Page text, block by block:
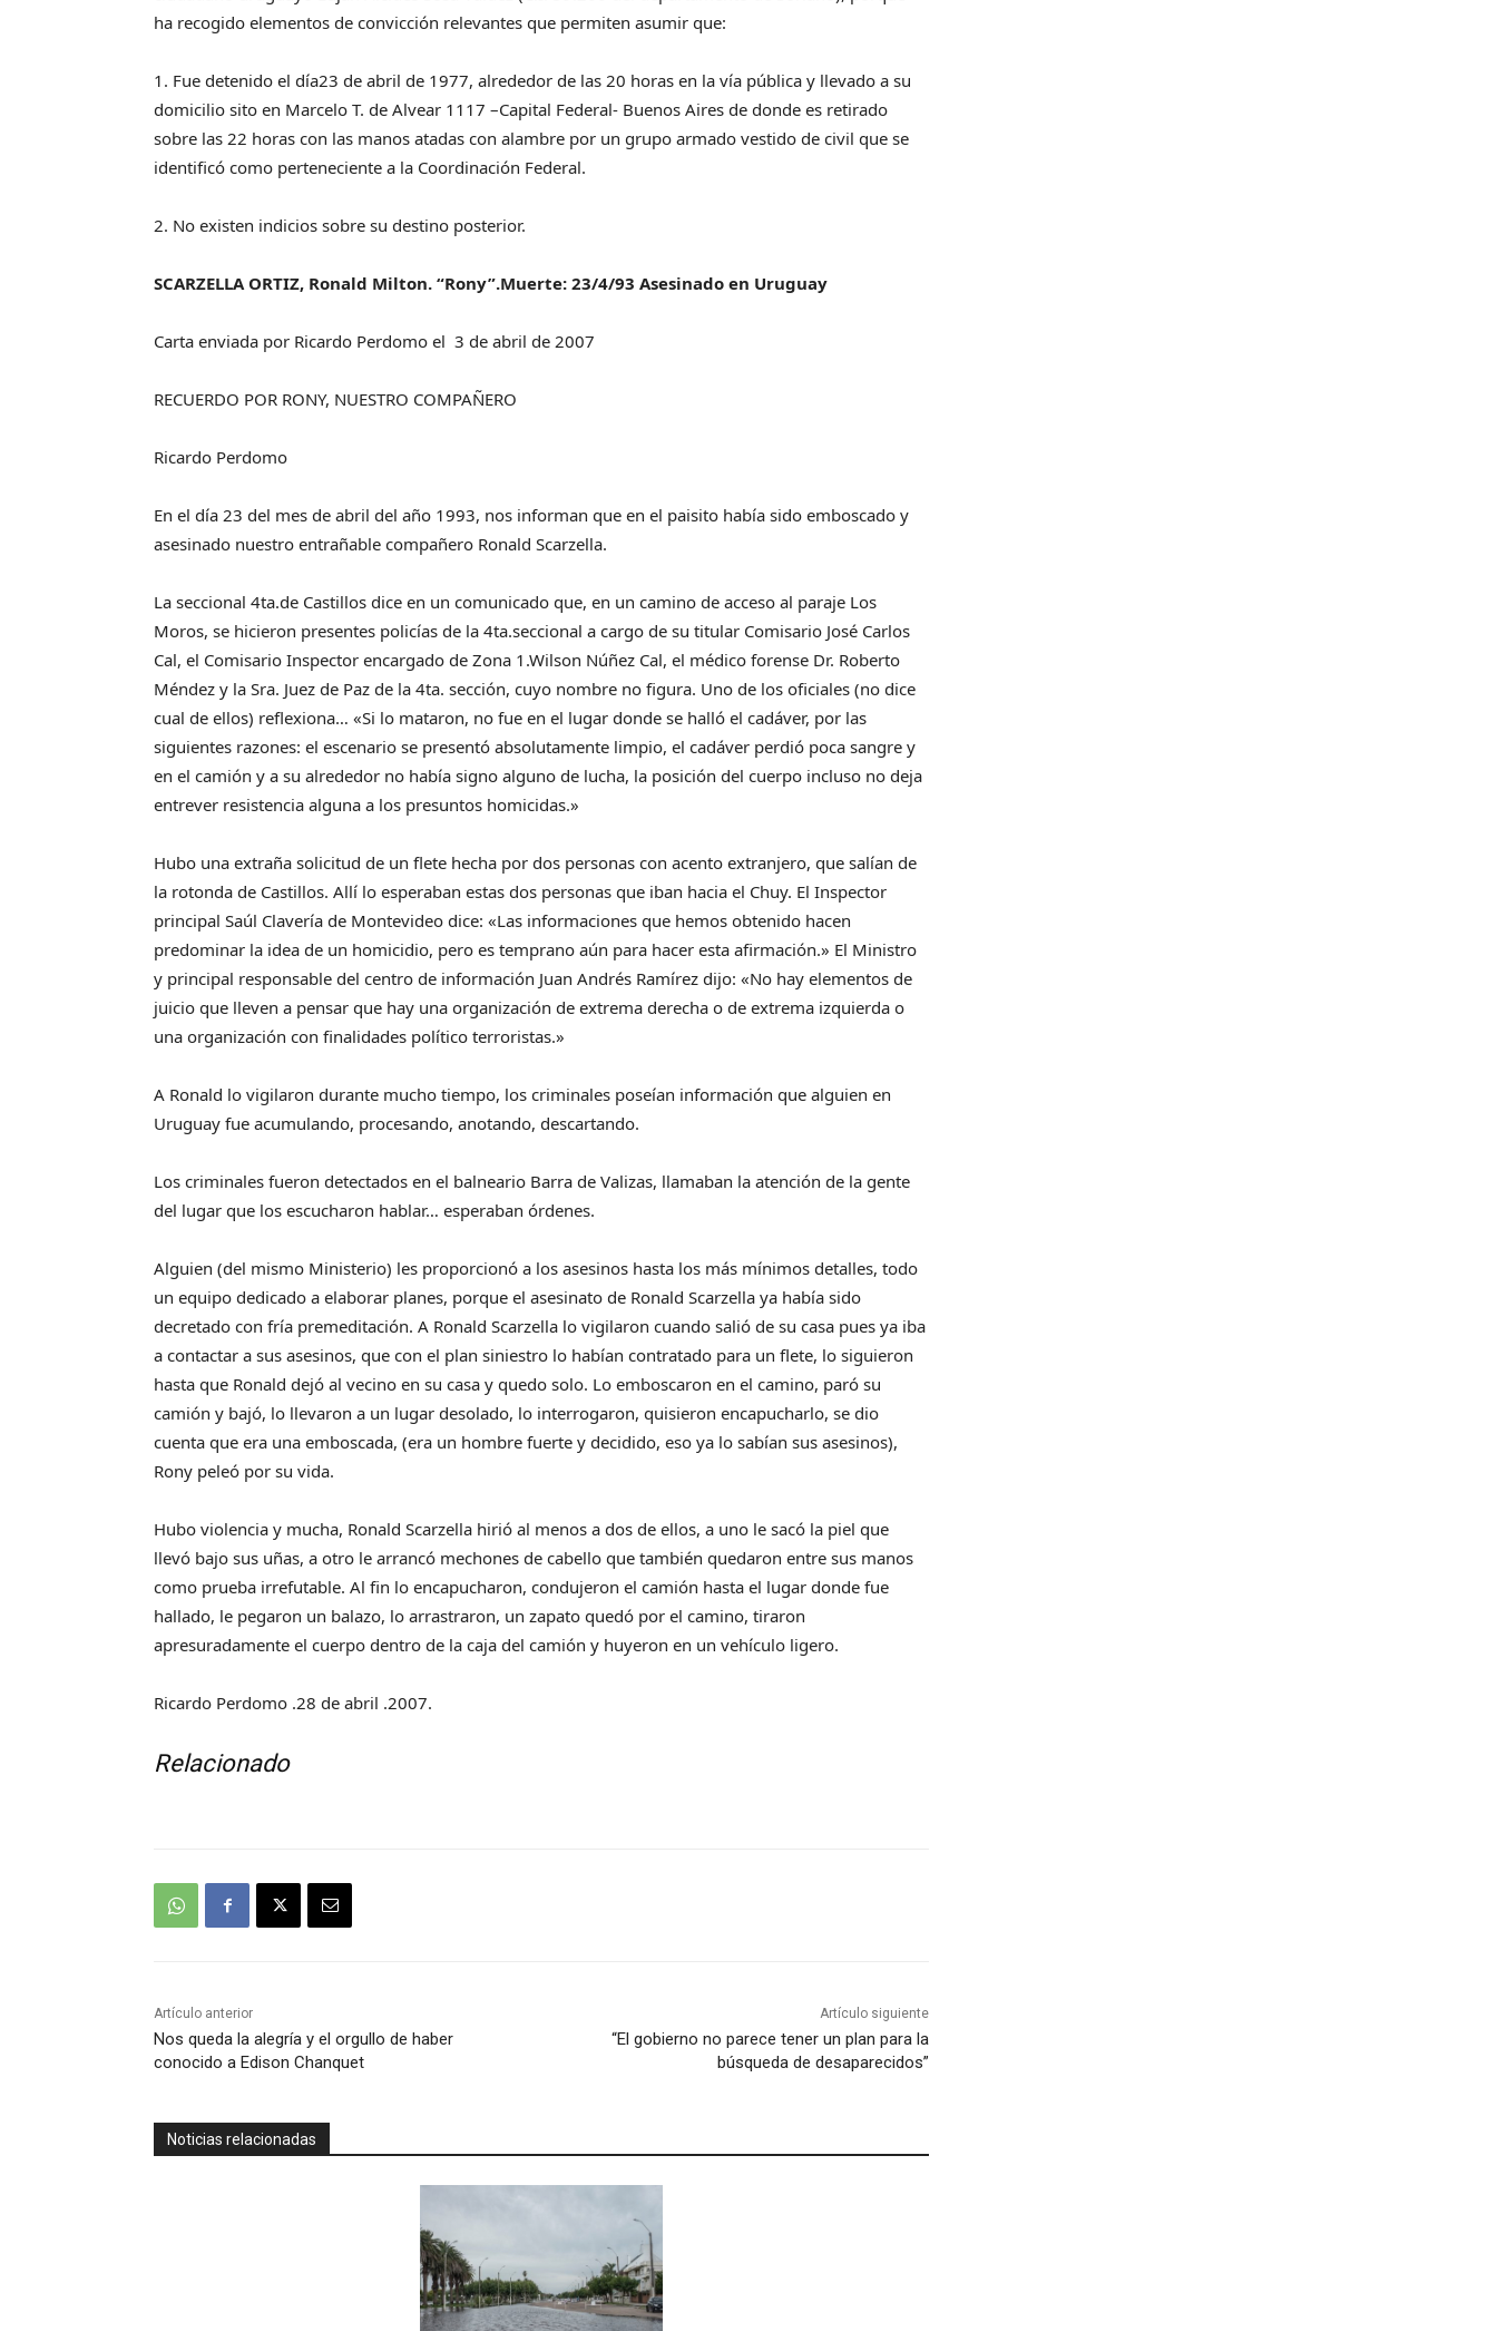
ha recogido elementos de convicción relevantes que permiten asumir que:
1. Fue detenido el día23 de abril de 1977, alrededor de las 20 horas en la vía pública y llevado a su
domicilio sito en Marcelo T. de Alvear 1117 –Capital Federal- Buenos Aires de donde es retirado
sobre las 22 horas con las manos atadas con alambre por un grupo armado vestido de civil que se
identificó como perteneciente a la Coordinación Federal.
2. No existen indicios sobre su destino posterior.
SCARZELLA ORTIZ, Ronald Milton. “Rony”.Muerte: 23/4/93 Asesinado en Uruguay
Carta enviada por Ricardo Perdomo el 3 de abril de 2007
RECUERDO POR RONY, NUESTRO COMPAÑERO
Ricardo Perdomo
En el día 23 del mes de abril del año 1993, nos informan que en el paisito había sido emboscado y
asesinado nuestro entrañable compañero Ronald Scarzella.
La seccional 4ta.de Castillos dice en un comunicado que, en un camino de acceso al paraje Los
Moros, se hicieron presentes policías de la 4ta.seccional a cargo de su titular Comisario José Carlos
Cal, el Comisario Inspector encargado de Zona 1.Wilson Núñez Cal, el médico forense Dr. Roberto
Méndez y la Sra. Juez de Paz de la 4ta. sección, cuyo nombre no figura. Uno de los oficiales (no dice
cual de ellos) reflexiona… «Si lo mataron, no fue en el lugar donde se halló el cadáver, por las
siguientes razones: el escenario se presentó absolutamente limpio, el cadáver perdió poca sangre y
en el camión y a su alrededor no había signo alguno de lucha, la posición del cuerpo incluso no deja
entrever resistencia alguna a los presuntos homicidas.»
Hubo una extraña solicitud de un flete hecha por dos personas con acento extranjero, que salían de
la rotonda de Castillos. Allí lo esperaban estas dos personas que iban hacia el Chuy. El Inspector
principal Saúl Clavería de Montevideo dice: «Las informaciones que hemos obtenido hacen
predominar la idea de un homicidio, pero es temprano aún para hacer esta afirmación.» El Ministro
y principal responsable del centro de información Juan Andrés Ramírez dijo: «No hay elementos de
juicio que lleven a pensar que hay una organización de extrema derecha o de extrema izquierda o
una organización con finalidades político terroristas.»
A Ronald lo vigilaron durante mucho tiempo, los criminales poseían información que alguien en
Uruguay fue acumulando, procesando, anotando, descartando.
Los criminales fueron detectados en el balneario Barra de Valizas, llamaban la atención de la gente
del lugar que los escucharon hablar… esperaban órdenes.
Alguien (del mismo Ministerio) les proporcionó a los asesinos hasta los más mínimos detalles, todo
un equipo dedicado a elaborar planes, porque el asesinato de Ronald Scarzella ya había sido
decretado con fría premeditación. A Ronald Scarzella lo vigilaron cuando salió de su casa pues ya iba
a contactar a sus asesinos, que con el plan siniestro lo habían contratado para un flete, lo siguieron
hasta que Ronald dejó al vecino en su casa y quedo solo. Lo emboscaron en el camino, paró su
camión y bajó, lo llevaron a un lugar desolado, lo interrogaron, quisieron encapucharlo, se dio
cuenta que era una emboscada, (era un hombre fuerte y decidido, eso ya lo sabían sus asesinos),
Rony peleó por su vida.
Hubo violencia y mucha, Ronald Scarzella hirió al menos a dos de ellos, a uno le sacó la piel que
llevó bajo sus uñas, a otro le arrancó mechones de cabello que también quedaron entre sus manos
como prueba irrefutable. Al fin lo encapucharon, condujeron el camión hasta el lugar donde fue
hallado, le pegaron un balazo, lo arrastraron, un zapato quedó por el camino, tiraron
apresuradamente el cuerpo dentro de la caja del camión y huyeron en un vehículo ligero.
Ricardo Perdomo .28 de abril .2007.
Relacionado
Artículo anterior
Nos queda la alegría y el orgullo de haber
conocido a Edison Chanquet
Artículo siguiente
“El gobierno no parece tener un plan para la
búsqueda de desaparecidos”
Noticias relacionadas